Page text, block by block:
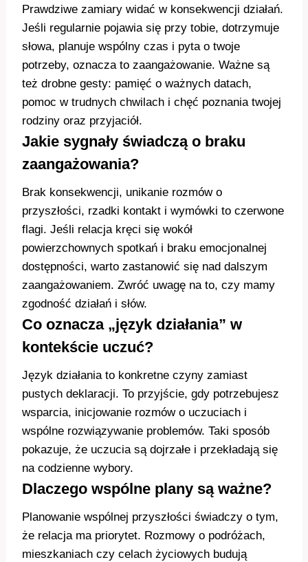
Prawdziwe zamiary widać w konsekwencji działań.
Jeśli regularnie pojawia się przy tobie, dotrzymuje
słowa, planuje wspólny czas i pyta o twoje
potrzeby, oznacza to zaangażowanie. Ważne są
też drobne gesty: pamięć o ważnych datach,
pomoc w trudnych chwilach i chęć poznania twojej
rodziny oraz przyjaciół.
Jakie sygnały świadczą o braku
zaangażowania?
Brak konsekwencji, unikanie rozmów o
przyszłości, rzadki kontakt i wymówki to czerwone
flagi. Jeśli relacja kręci się wokół
powierzchownych spotkań i braku emocjonalnej
dostępności, warto zastanowić się nad dalszym
zaangażowaniem. Zwróć uwagę na to, czy mamy
zgodność działań i słów.
Co oznacza „język działania” w
kontekście uczuć?
Język działania to konkretne czyny zamiast
pustych deklaracji. To przyjście, gdy potrzebujesz
wsparcia, inicjowanie rozmów o uczuciach i
wspólne rozwiązywanie problemów. Taki sposób
pokazuje, że uczucia są dojrzałe i przekładają się
na codzienne wybory.
Dlaczego wspólne plany są ważne?
Planowanie wspólnej przyszłości świadczy o tym,
że relacja ma priorytet. Rozmowy o podróżach,
mieszkaniach czy celach życiowych budują